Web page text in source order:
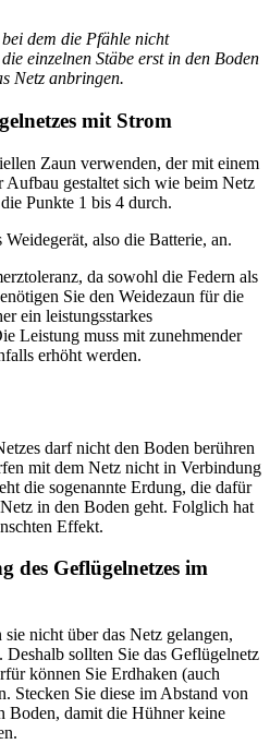
dem die Pfähle nicht
einzelnen Stäbe erst in den Boden
Netz anbringen.
mit Strom
Zaun verwenden, der mit einem
Aufbau gestaltet sich wie beim Netz
Punkte 1 bis 4 durch.
also die Batterie, an.
da sowohl die Federn als
Sie den Weidezaun für die
ein leistungsstarkes
Leistung muss mit zunehmender
erhöht werden.
darf nicht den Boden berühren
mit dem Netz nicht in Verbindung
die sogenannte Erdung, die dafür
in den Boden geht. Folglich hat
Effekt.
des Geflügelnetzes im
nicht über das Netz gelangen,
sollten Sie das Geflügelnetz
können Sie Erdhaken (auch
Stecken Sie diese im Abstand von
Boden, damit die Hühner keine